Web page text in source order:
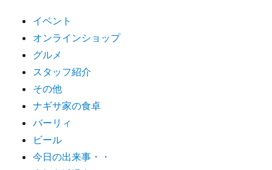
イベント
オンラインショップ
グルメ
スタッフ紹介
その他
ナギサ家の食卓
バーリィ
ビール
今日の出来事・・